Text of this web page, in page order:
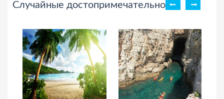
Случайные достопримечательности